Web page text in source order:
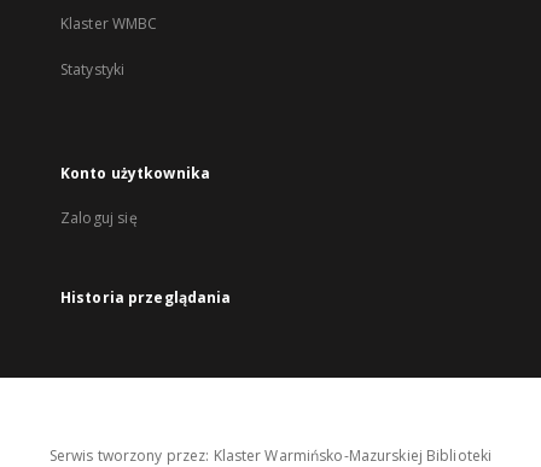
Klaster WMBC
Statystyki
Konto użytkownika
Zaloguj się
Historia przeglądania
Serwis tworzony przez: Klaster Warmińsko-Mazurskiej Biblioteki